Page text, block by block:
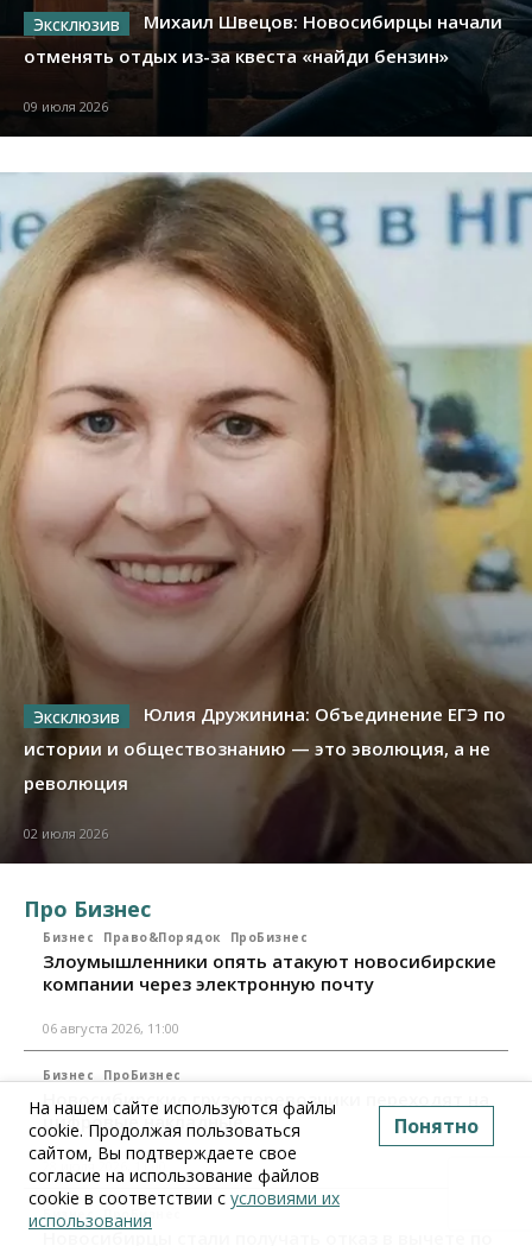
Михаил Швецов: Новосибирцы начали
отменять отдых из-за квеста «найди бензин»
09 июля 2026
Юлия Дружинина: Объединение ЕГЭ по
истории и обществознанию — это эволюция, а не
революция
02 июля 2026
Про Бизнес
Бизнес Право&Порядок ПроБизнес
Злоумышленники опять атакуют новосибирские
компании через электронную почту
06 августа 2026, 11:00
Бизнес ПроБизнес
Новосибирские грузоперевозчики переходят на
цифровые накладные
28 июля 2026, 11:00
Новосибирцы стали получать отказ в вычете по
На нашем сайте используются файлы
cookie. Продолжая пользоваться
сайтом, Вы подтверждаете свое
согласие на использование файлов
cookie в соответствии с условиями их
использования
Понятно